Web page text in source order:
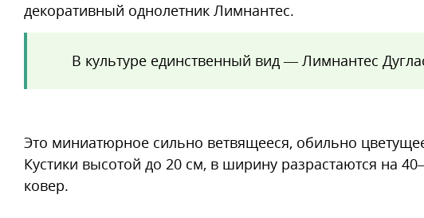
декоративный однолетник Лимнантес.
В культуре единственный вид — Лимнантес
Это миниатюрное сильно ветвящееся, обильно
Кустики высотой до 20 см, в ширину разрастаются на
ковер.